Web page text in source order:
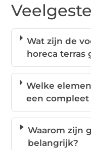
Wat zijn de
horeca terras
Welke
een compleet
Waarom zijn
belangrijk?